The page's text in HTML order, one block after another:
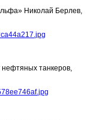
Николай Берлев,
танкеров,